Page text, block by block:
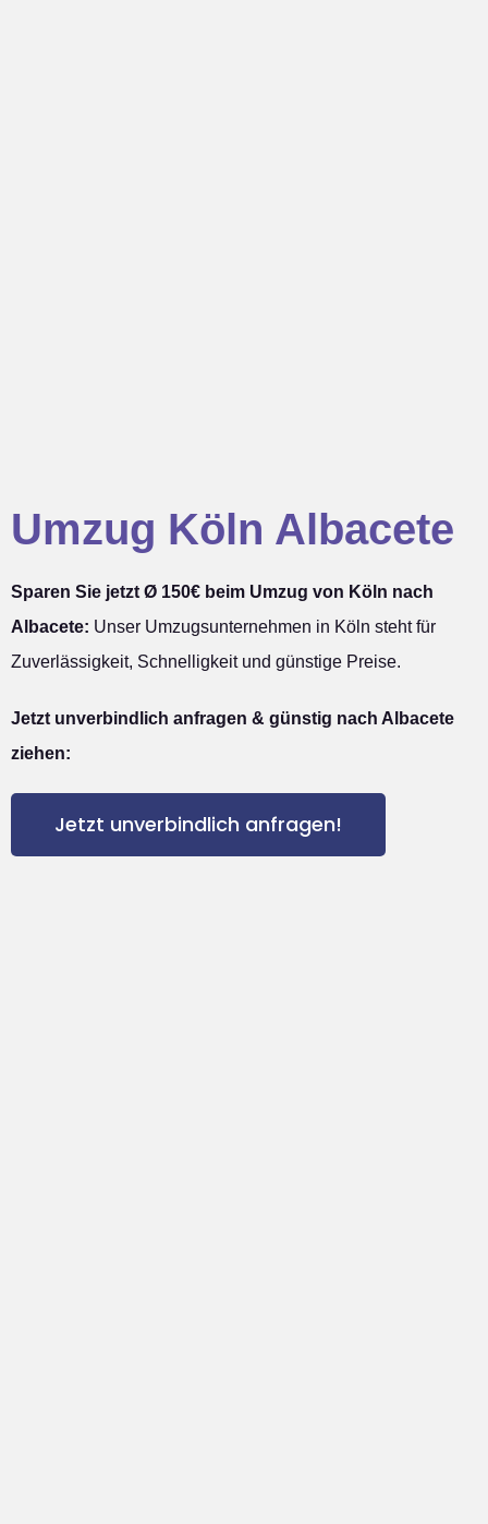
Umzug Köln Albacete
Sparen Sie jetzt Ø 150€ beim Umzug von Köln nach
Albacete: Unser Umzugsunternehmen in Köln steht für
Zuverlässigkeit, Schnelligkeit und günstige Preise.
Jetzt unverbindlich anfragen & günstig nach Albacete
ziehen:
Jetzt unverbindlich anfragen!